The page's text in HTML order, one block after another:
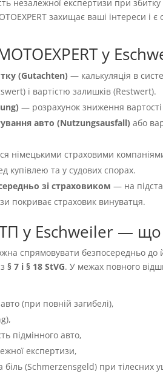
незалежної експертизи при
захищає ваші інтереси і
у
(Gutachten) — калькуляція в
і вартістю залишків (Restwert).
— розрахунок зниження
авто (Nutzungsausfall) або
німецькими страховими
купівлею та у судових спорах.
зі страховиком — на
покриває страховик винуватця.
у Eschweiler —
спрямовувати безпосередньо до
з§ 7 і § 18 StVG. У межах повного
(при повній загибелі),
підмінного авто,
експертизи,
біль (Schmerzensgeld) при тілесних